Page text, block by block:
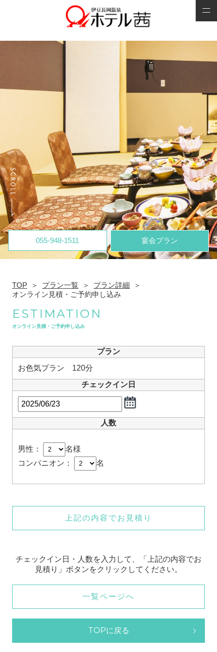
055-948-1511 宴会プラン
TOP プラン一覧
プラン詳細
オンライン見積・ご予約申し込み
ESTIMATION
オンライン見積・ご予約申し込み
プラン
お色気プラン 120分
チェックイン日
人数
男性：
名様
コンパニオン：
名
上記の内容でお見積り
チェックイン日・人数を入力して、「上記の内容でお
見積り」ボタンをクリックしてください。
一覧ページへ
TOPに戻る